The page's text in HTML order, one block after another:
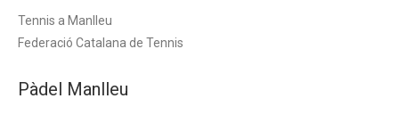
Tennis a Manlleu
Federació Catalana de Tennis
Pàdel Manlleu